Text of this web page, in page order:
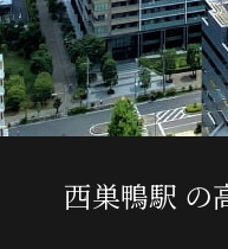
西巣鴨駅 の